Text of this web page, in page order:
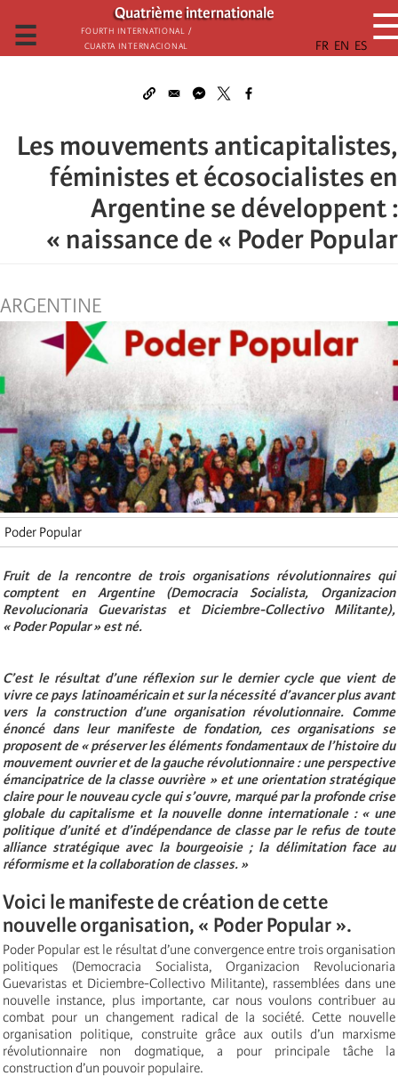
تجاوز
إلى
المحتوى
Quatrième internationale
Fourth International /
Cuarta Internacional
☰
Les mouvements anticapitalistes,
féministes et écosocialistes en
Argentine se développent :
naissance de « Poder Popular »
ARGENTINE
Poder Popular
Fruit de la rencontre de trois organisations révolutionnaires qui
comptent en Argentine (Democracia Socialista, Organizacion
Revolucionaria Guevaristas et Diciembre-Collectivo Militante),
« Poder Popular » est né.
C’est le résultat d’une réflexion sur le dernier cycle que vient de
vivre ce pays latinoaméricain et sur la nécessité d’avancer plus avant
vers la construction d’une organisation révolutionnaire. Comme
énoncé dans leur manifeste de fondation, ces organisations se
proposent de « préserver les éléments fondamentaux de l’histoire du
mouvement ouvrier et de la gauche révolutionnaire : une perspective
émancipatrice de la classe ouvrière » et une orientation stratégique
claire pour le nouveau cycle qui s’ouvre, marqué par la profonde crise
globale du capitalisme et la nouvelle donne internationale : « une
politique d’unité et d’indépendance de classe par le refus de toute
alliance stratégique avec la bourgeoisie ; la délimitation face au
réformisme et la collaboration de classes. »
Voici le manifeste de création de cette
nouvelle organisation, « Poder Popular ».
Poder Popular est le résultat d’une convergence entre trois organisation
politiques (Democracia Socialista, Organizacion Revolucionaria
Guevaristas et Diciembre-Collectivo Militante), rassemblées dans une
nouvelle instance, plus importante, car nous voulons contribuer au
combat pour un changement radical de la société. Cette nouvelle
organisation politique, construite grâce aux outils d’un marxisme
révolutionnaire non dogmatique, a pour principale tâche la
construction d’un pouvoir populaire.